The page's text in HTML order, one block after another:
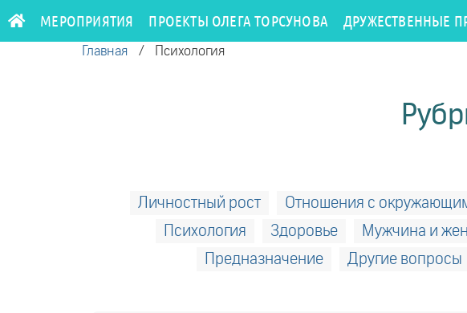
МЕРОПРИЯТИЯ ПРОЕКТЫ ОЛЕГА ТОРСУНОВА ДРУЖЕСТВЕННЫЕ
Главная / Психология
Личностный рост Отношения с
Психология
Здоровье Мужчина и
Предназначение
Другие вопросы